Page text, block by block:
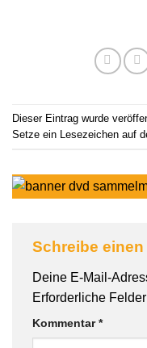
Dieser Eintrag wurde
Setze ein Lesezeichen auf
Schreibe
Deine E-Mail-
Erforderliche
Kommentar*